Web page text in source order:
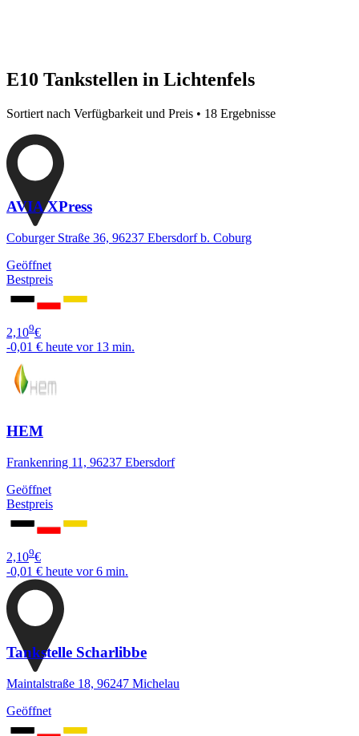
E10 Tankstellen in Lichtenfels
Sortiert nach Verfügbarkeit und Preis • 18 Ergebnisse
AVIA XPress
Coburger Straße 36, 96237 Ebersdorf b. Coburg
Geöffnet
Bestpreis
2,109€
-0,01 € heute vor 13 min.
HEM
Frankenring 11, 96237 Ebersdorf
Geöffnet
Bestpreis
2,109€
-0,01 € heute vor 6 min.
Tankstelle Scharlibbe
Maintalstraße 18, 96247 Michelau
Geöffnet